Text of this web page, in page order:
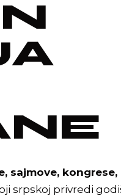
sajmove, kongrese,
srpskoj privredi